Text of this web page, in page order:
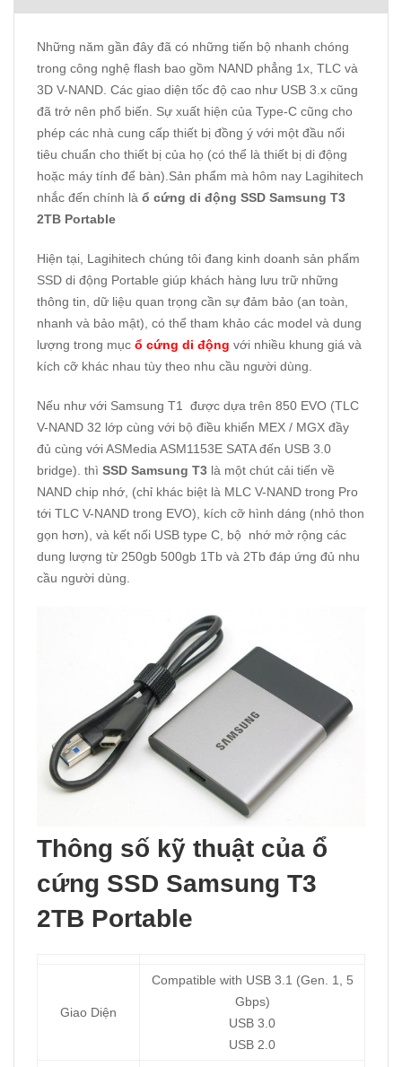
Những năm gần đây đã có những tiến bộ nhanh chóng
trong công nghệ flash bao gồm NAND phẳng 1x, TLC và
3D V-NAND. Các giao diện tốc độ cao như USB 3.x cũng
đã trở nên phổ biến. Sự xuất hiện của Type-C cũng cho
phép các nhà cung cấp thiết bị đồng ý với một đầu nối
tiêu chuẩn cho thiết bị của họ (có thể là thiết bị di động
hoặc máy tính để bàn).Sản phẩm mà hôm nay Lagihitech
nhắc đến chính là ổ cứng di động SSD Samsung T3
2TB Portable
Hiện tại, Lagihitech chúng tôi đang kinh doanh sản phẩm
SSD di động Portable giúp khách hàng lưu trữ những
thông tin, dữ liệu quan trọng cần sự đảm bảo (an toàn,
nhanh và bảo mật), có thể tham khảo các model và dung
lượng trong mục ổ cứng di động với nhiều khung giá và
kích cỡ khác nhau tùy theo nhu cầu người dùng.
Nếu như với Samsung T1 được dựa trên 850 EVO (TLC
V-NAND 32 lớp cùng với bộ điều khiển MEX / MGX đầy
đủ cùng với ASMedia ASM1153E SATA đến USB 3.0
bridge). thì SSD Samsung T3 là một chút cải tiến về
NAND chip nhớ, (chỉ khác biệt là MLC V-NAND trong Pro
tới TLC V-NAND trong EVO), kích cỡ hình dáng (nhỏ thon
gọn hơn), và kết nối USB type C, bộ nhớ mở rộng các
dung lượng từ 250gb 500gb 1Tb và 2Tb đáp ứng đủ nhu
cầu người dùng.
Thông số kỹ thuật của ổ
cứng SSD Samsung T3
2TB Portable
Giao Diện
Compatible with USB 3.1 (Gen. 1, 5
Gbps)
USB 3.0
USB 2.0